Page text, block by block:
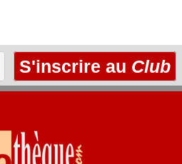
S'inscrire au Club